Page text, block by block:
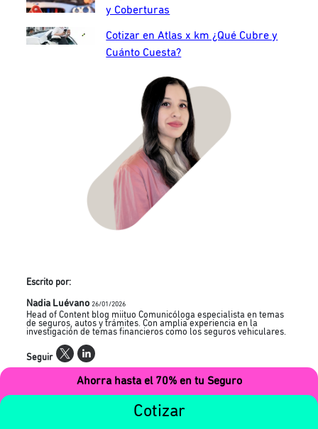
Ahorra hasta el 70% en tu Seguro
Cotizar
y Coberturas
Cotizar en Atlas x km ¿Qué Cubre y
Cuánto Cuesta?
Escrito por:
Nadia Luévano 26/01/2026
Head of Content blog miituo Comunicóloga especialista en temas
de seguros, autos y trámites. Con amplia experiencia en la
investigación de temas financieros como los seguros vehiculares.
Seguir
Nadia Luévano